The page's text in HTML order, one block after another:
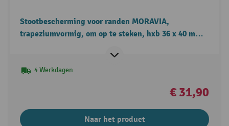
Stootbescherming voor randen MORAVIA,
trapeziumvormig, om op te steken, hxb 36 x 40 mm,
4 Werkdagen
€ 31,90
Naar het product